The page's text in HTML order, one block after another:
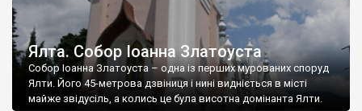
Ялта. Собор Іоанна Златоуста
Собор Іоанна Златоуста – одна із перших мурованих споруд
Ялти. Його 45-метрова дзвіниця і нині видніється в місті
майже звідусіль, а колись це була висотна домінанта Ялти.